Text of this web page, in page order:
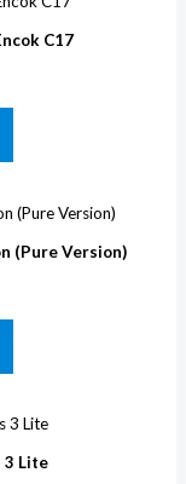
C17
(Pure Version)
3 Lite